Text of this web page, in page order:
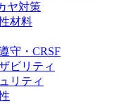
ヤ対策
材料
守・CRSF
ビリティ
リティ